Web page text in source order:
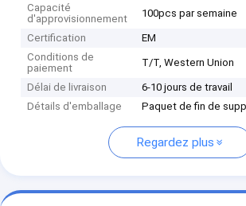
Capacité
d'approvisionnement
100pcs par semaine
Certification
EM
Conditions de
paiement
T/T, Western Union
Délai de livraison
6-10 jours de travail
Détails d'emballage
Paquet de fin de
Regardez plus